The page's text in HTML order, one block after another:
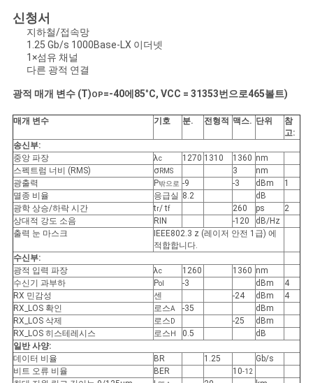
하
사
이
트
맵
개
인
정
보
보
신청서
지하철/접속망
1.25 Gb/s 1000Base-LX 이더넷
1×섬유 채널
다른 광적 연결
광적 매개 변수 (T)OP=-40에 85°C, VCC = 31353번으로465볼트)
매개 변수 기호 분. 전형적 맥스. 단위
참
고:
송신부:
중앙 파장
λc 1270 1310 1360 nm
스펙트럼 너비 (RMS)
σRMS 3
nm
광출력
P밖으로 -9 -3 dBm
1
멸종 비율
응급실 8.2
dB
광학 상승/하락 시간
tr/ tf 260 ps
2
상대적 강도 소음
RIN -120
dB/Hz
출력 눈 마스크
IEEE802.3 z (레이저 안전 1급) 에
적합합니다.
수신부:
광적 입력 파장
λc 1260 1360 nm
수신기 과부하
Pol -3 dBm
4
RX 민감성
센 -24 dBm
4
RX_LOS 확인
로스A -35
dBm
RX_LOS 삭제
로스 D -25
dBm
RX_LOS 히스테레시스
로스 H 0.5
dB
일반 사양:
데이터 비율
BR 1.25
Gb/s
비트 오류 비율
BER 10-12